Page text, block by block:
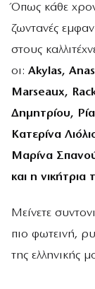
Όπως κάθε
ζωντανές
στους
οι: Akylas,
Marseaux,
Δημητρίου,
Κατερίνα
Μαρίνα
και η νικήτρια
Μείνετε
πιο φωτεινή,
της ελληνικής